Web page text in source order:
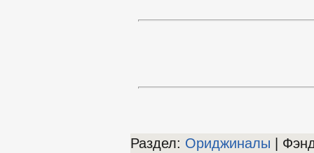
Раздел: Ориджиналы |